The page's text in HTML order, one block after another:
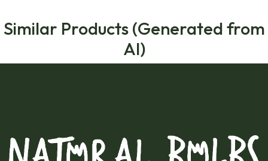
Similar Products (Generated from
AI)